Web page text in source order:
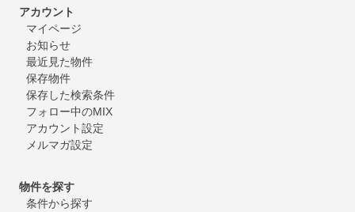
アカウント
マイページ
お知らせ
最近見た物件
保存物件
保存した検索条件
フォロー中のMIX
アカウント設定
メルマガ設定
物件を探す
条件から探す